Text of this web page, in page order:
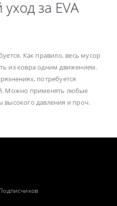
за EVA
Как правило, весь мусор
из ковра одним движением.
потребуется
Можно применять любые
давления и проч.